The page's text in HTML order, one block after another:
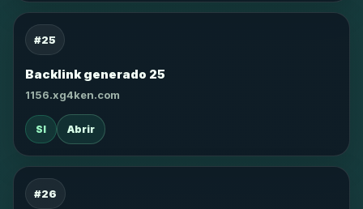
#25
Backlink generado 25
1156.xg4ken.com
SI Abrir
#26